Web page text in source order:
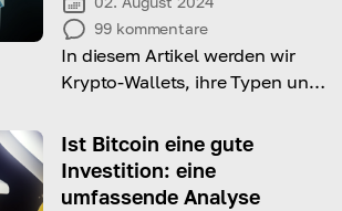
99 kommentare
In diesem Artikel werden wir
Krypto-Wallets, ihre Typen und
ihrer Nutzung untersuchen.
Ist Bitcoin eine gute
Investition: eine
umfassende Analyse